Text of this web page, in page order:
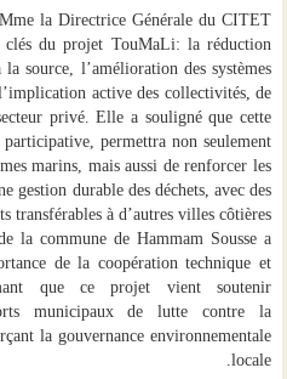
Mme la Directrice Générale du CITET
clés du projet TouMaLi: la réduction
source, l’amélioration des systèmes
active des collectivités, de
privé. Elle a souligné que cette
permettra non seulement
marins, mais aussi de renforcer les
gestion durable des déchets, avec des
transférables à d’autres villes côtières.
la commune de Hammam Sousse a
de la coopération technique et
que ce projet vient soutenir
municipauxde lutte contre la
la gouvernance environnementale
locale.